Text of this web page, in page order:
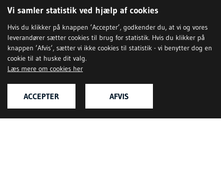
Vi samler statistik ved hjælp af cookies
Hvis du klikker på knappen ’Accepter’, godkender du, at vi og vores
leverandører sætter cookies til brug for statistik. Hvis du klikker på
knappen ’Afvis’, sætter vi ikke cookies til statistik - vi benytter dog en
cookie til at huske dit valg.
Læs mere om cookies her
ACCEPTER AFVIS
English
TILMELD NYHEDSBREV
Relevante hjemmesider